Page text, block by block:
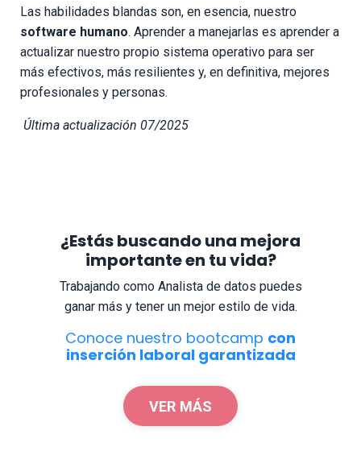
Las habilidades blandas son, en esencia, nuestro
software humano. Aprender a manejarlas es aprender a
actualizar nuestro propio sistema operativo para ser
más efectivos, más resilientes y, en definitiva, mejores
profesionales y personas.
Última actualización 07/2025
¿Estás buscando una mejora
importante en tu vida?
Trabajando como Analista de datos puedes
ganar más y tener un mejor estilo de vida.
Conoce nuestro bootcamp con
inserción laboral garantizada
VER MÁS